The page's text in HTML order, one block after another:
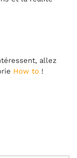
allez
How to !